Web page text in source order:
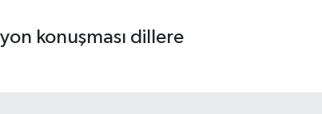
konuşması dillere